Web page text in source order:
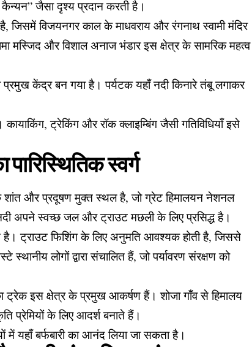
कैन्यन” जैसा दृश्य प्रदान करती है।
जिसमें विजयनगर काल के माधवराय और रंगनाथ स्वामी मंदिर
मस्जिद और विशाल अनाज भंडार इस क्षेत्र के सामरिक महत्व
केंद्र बन गया है। पर्यटक यहाँ नदी किनारे तंबू लगाकर
ट्रेकिंग और रॉक क्लाइम्बिंग जैसी गतिविधियाँ इसे
स्वर्ग
शांत और प्रदूषण मुक्त स्थल है, जो ग्रेट हिमालयन नेशनल
नदी अपने स्वच्छ जल और ट्राउट मछली के लिए प्रसिद्ध है।
है। ट्राउट फिशिंग के लिए अनुमति आवश्यक होती है, जिससे
लोगों द्वारा संचालित हैं, जो पर्यावरण संरक्षण को
ट्रेक इस क्षेत्र के प्रमुख आकर्षण हैं। शोजा गाँव से हिमालय
प्रेमियों के लिए आदर्श बनाते हैं।
यहाँ बर्फबारी का आनंद लिया जा सकता है।